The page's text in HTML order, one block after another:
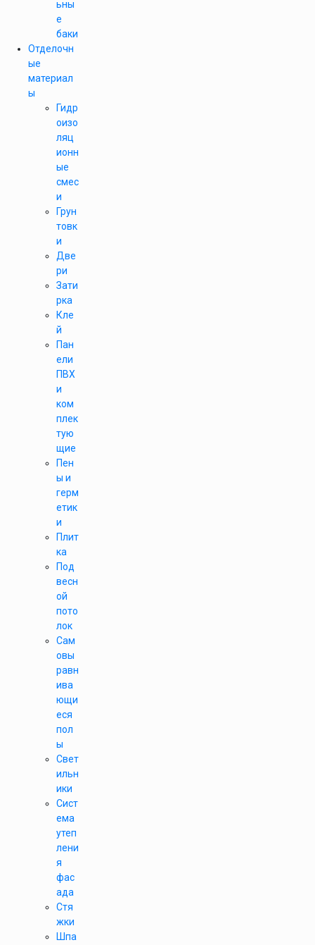
ьны
е
баки
Отделочн
ые
материал
ы
Гидр
оизо
ляц
ионн
ые
смес
и
Грун
товк
и
Две
ри
Зати
рка
Кле
й
Пан
ели
ПВХ
и
ком
плек
тую
щие
Пен
ы и
герм
етик
и
Плит
ка
Под
весн
ой
пото
лок
Сам
овы
равн
ива
ющи
еся
пол
ы
Свет
ильн
ики
Сист
ема
утеп
лени
я
фас
ада
Стя
жки
Шпа